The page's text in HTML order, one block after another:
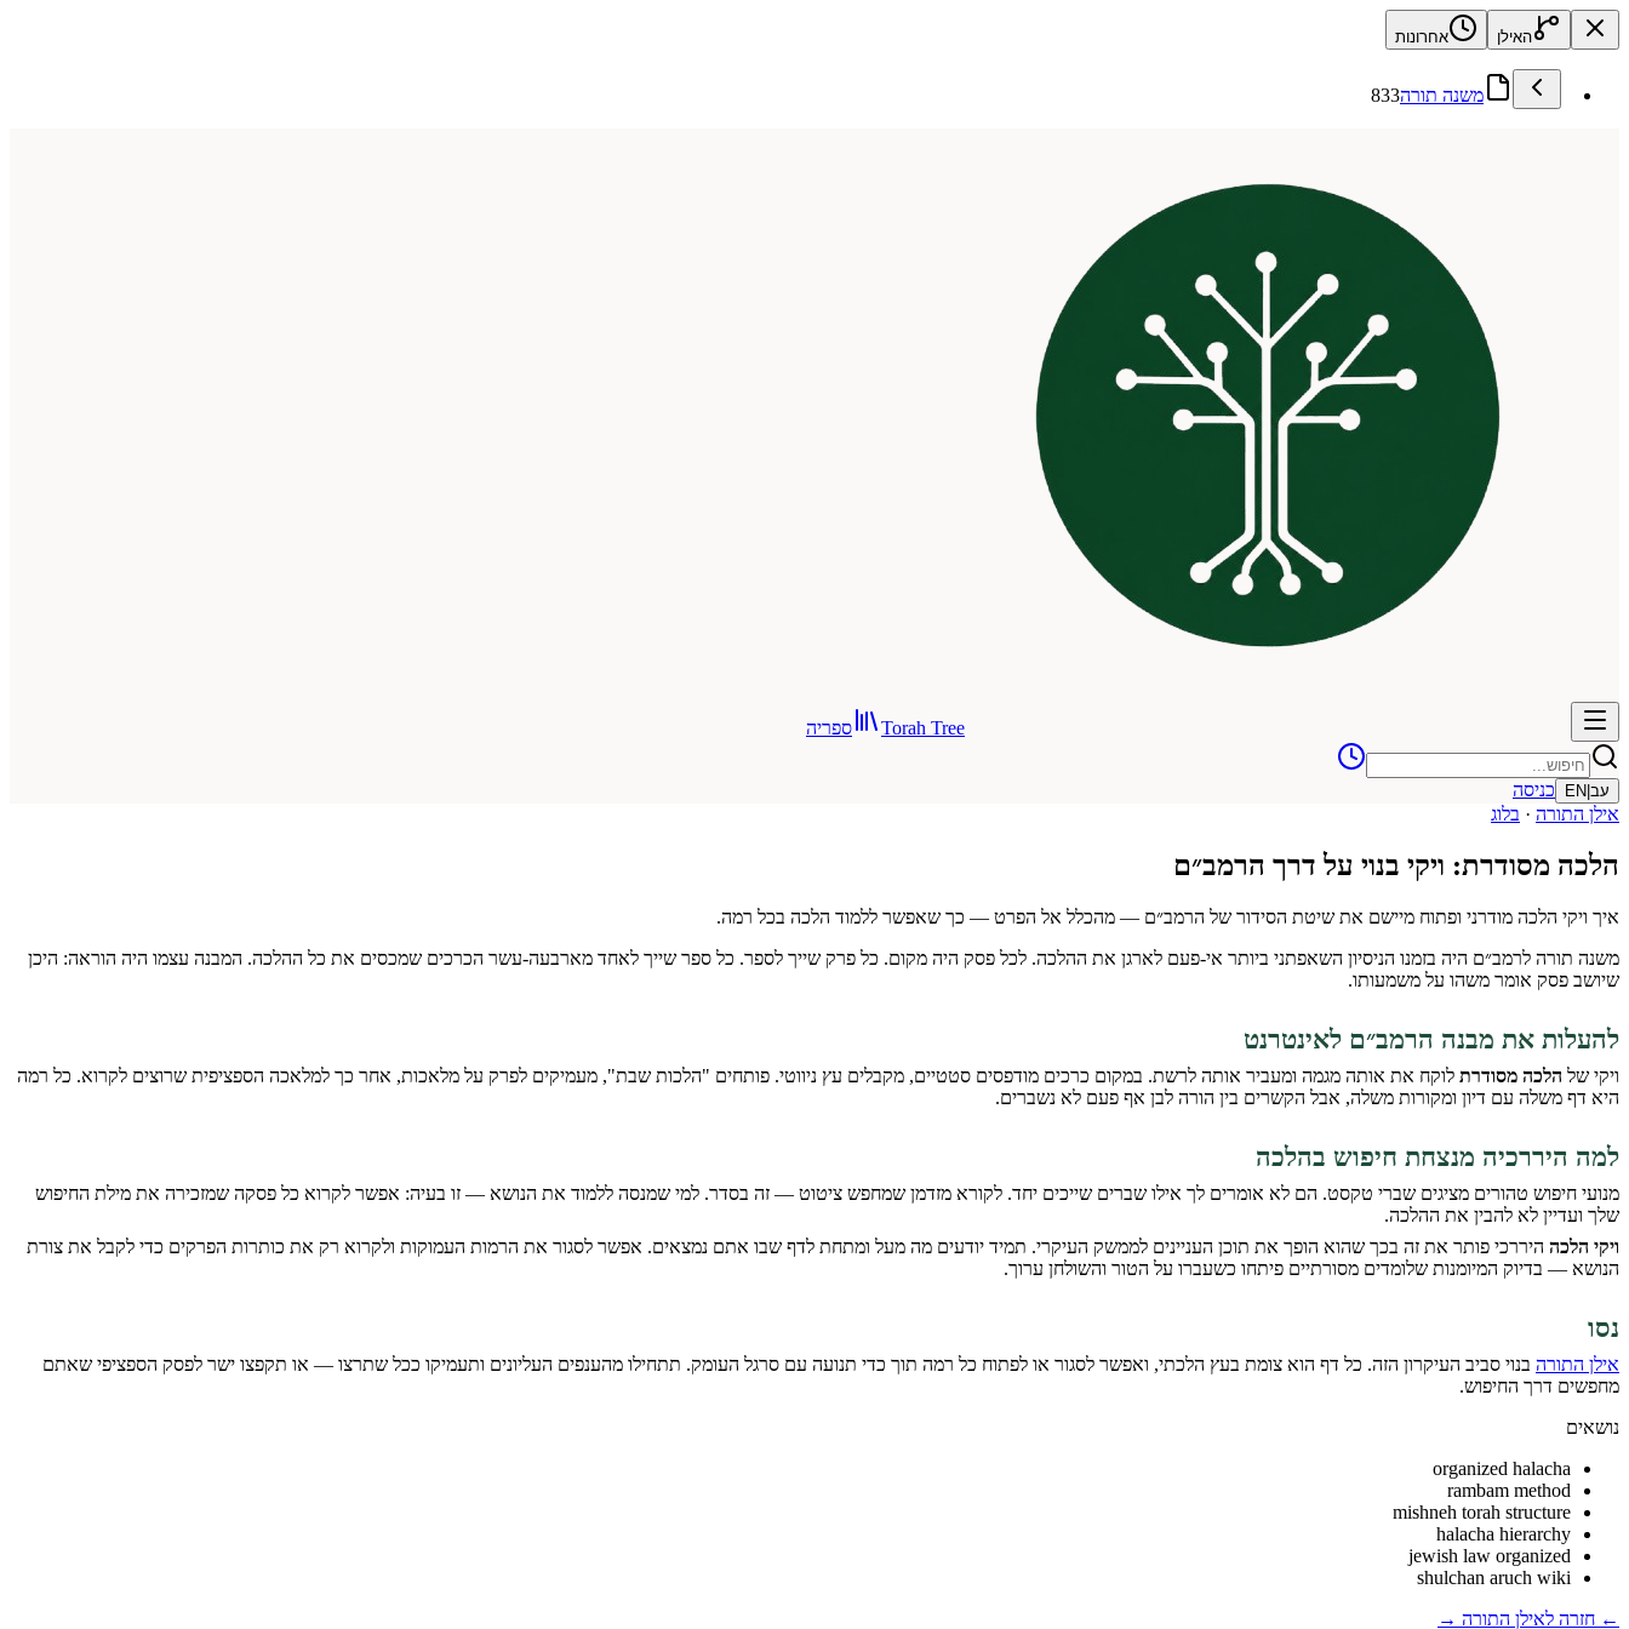
האילן אחרונות
משנה תורה833
Torah Tree ספריה
עב EN
כניסה
אילן התורה · בלוג
הלכה מסודרת: ויקי בנוי על דרך הרמב״ם
איך ויקי הלכה מודרני ופתוח מיישם את שיטת הסידור של הרמב״ם — מהכלל אל הפרט — כך שאפשר ללמוד הלכה בכל רמה.
משנה תורה לרמב״ם היה בזמנו הניסיון השאפתני ביותר אי-פעם לארגן את ההלכה. לכל פסק היה מקום. כל פרק שייך לספר. כל ספר שייך לאחד מארבעה-עשר הכרכים שמכסים את כל ההלכה. המבנה עצמו היה הוראה: היכן
שיושב פסק אומר משהו על משמעותו.
להעלות את מבנה הרמב״ם לאינטרנט
ויקי של הלכה מסודרת לוקח את אותה מגמה ומעביר אותה לרשת. במקום כרכים מודפסים סטטיים, מקבלים עץ ניווטי. פותחים "הלכות שבת", מעמיקים לפרק על מלאכות, אחר כך למלאכה הספציפית שרוצים לקרוא. כל רמה
היא דף משלה עם דיון ומקורות משלה, אבל הקשרים בין הורה לבן אף פעם לא נשברים.
למה היררכיה מנצחת חיפוש בהלכה
מנועי חיפוש טהורים מציגים שברי טקסט. הם לא אומרים לך אילו שברים שייכים יחד. לקורא מזדמן שמחפש ציטוט — זה בסדר. למי שמנסה ללמוד את הנושא — זו בעיה: אפשר לקרוא כל פסקה שמזכירה את מילת החיפוש
שלך ועדיין לא להבין את ההלכה.
ויקי הלכה היררכי פותר את זה בכך שהוא הופך את תוכן העניינים לממשק העיקרי. תמיד יודעים מה מעל ומתחת לדף שבו אתם נמצאים. אפשר לסגור את הרמות העמוקות ולקרוא רק את כותרות הפרקים כדי לקבל את צורת
הנושא — בדיוק המיומנות שלומדים מסורתיים פיתחו כשעברו על הטור והשולחן ערוך.
נסו
אילן התורה בנוי סביב העיקרון הזה. כל דף הוא צומת בעץ הלכתי, ואפשר לסגור או לפתוח כל רמה תוך כדי תנועה עם סרגל העומק. תתחילו מהענפים העליונים ותעמיקו ככל שתרצו — או תקפצו ישר לפסק הספציפי שאתם
מחפשים דרך החיפוש.
נושאים
organized halacha
rambam method
mishneh torah structure
halacha hierarchy
jewish law organized
shulchan aruch wiki
← חזרה לאילן התורה →